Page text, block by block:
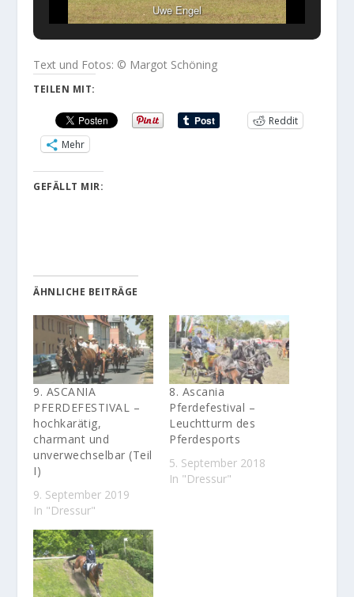
Uwe Engel
Text und Fotos: © Margot Schöning
TEILEN MIT:
Reddit
Mehr
GEFÄLLT MIR:
ÄHNLICHE BEITRÄGE
9. ASCANIA
PFERDEFESTIVAL –
hochkarätig,
charmant und
unverwechselbar (Teil
I)
9. September 2019
In "Dressur"
8. Ascania
Pferdefestival –
Leuchtturm des
Pferdesports
5. September 2018
In "Dressur"